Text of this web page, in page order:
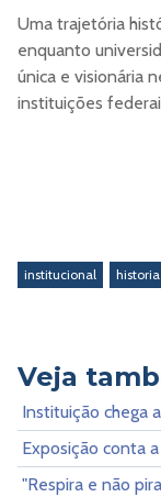
Uma trajetória
enquanto
única e visionária
instituições
institucional historia
Veja
Instituição chega
Exposição conta
"Respira e não